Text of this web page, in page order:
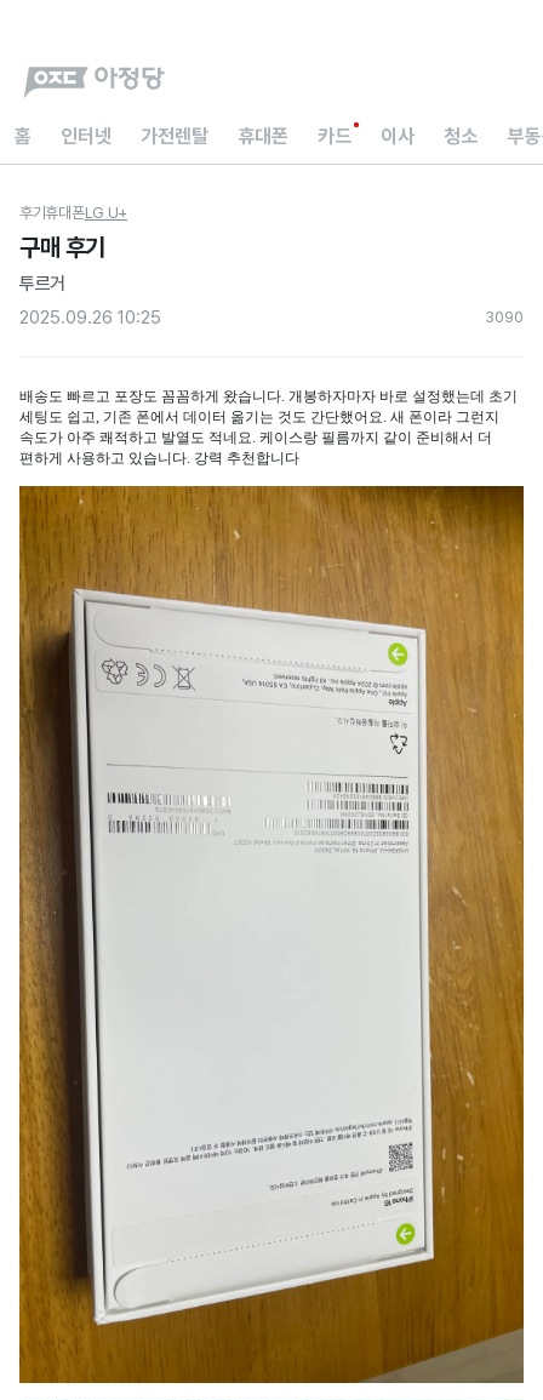
홈 인터넷 가전렌탈 휴대폰 카드 이사 청소 부
후기휴대폰LG U+
구매 후기
투르거
2025.09.26 10:25
3090
배송도 빠르고 포장도 꼼꼼하게 왔습니다. 개봉하자마자 바로 설정했는데 초기
세팅도 쉽고, 기존 폰에서 데이터 옮기는 것도 간단했어요. 새 폰이라 그런지
속도가 아주 쾌적하고 발열도 적네요. 케이스랑 필름까지 같이 준비해서 더
편하게 사용하고 있습니다. 강력 추천합니다